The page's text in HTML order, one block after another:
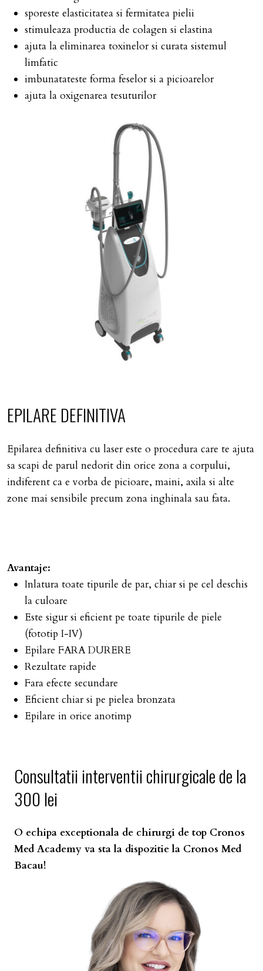
sporeste elasticitatea si fermitatea pielii
stimuleaza productia de colagen si elastina
ajuta la eliminarea toxinelor si curata sistemul
limfatic
imbunatateste forma feselor si a picioarelor
ajuta la oxigenarea tesuturilor
EPILARE DEFINITIVA
Epilarea definitiva cu laser este o procedura care te ajuta
sa scapi de parul nedorit din orice zona a corpului,
indiferent ca e vorba de picioare, maini, axila si alte
zone mai sensibile precum zona inghinala sau fata.
Avantaje:
Inlatura toate tipurile de par, chiar si pe cel deschis
la culoare
Este sigur si eficient pe toate tipurile de piele
(fototip I-IV)
Epilare FARA DURERE
Rezultate rapide
Fara efecte secundare
Eficient chiar si pe pielea bronzata
Epilare in orice anotimp
Consultatii interventii chirurgicale de la
300 lei
O echipa exceptionala de chirurgi de top Cronos
Med Academy va sta la dispozitie la Cronos Med
Bacau!